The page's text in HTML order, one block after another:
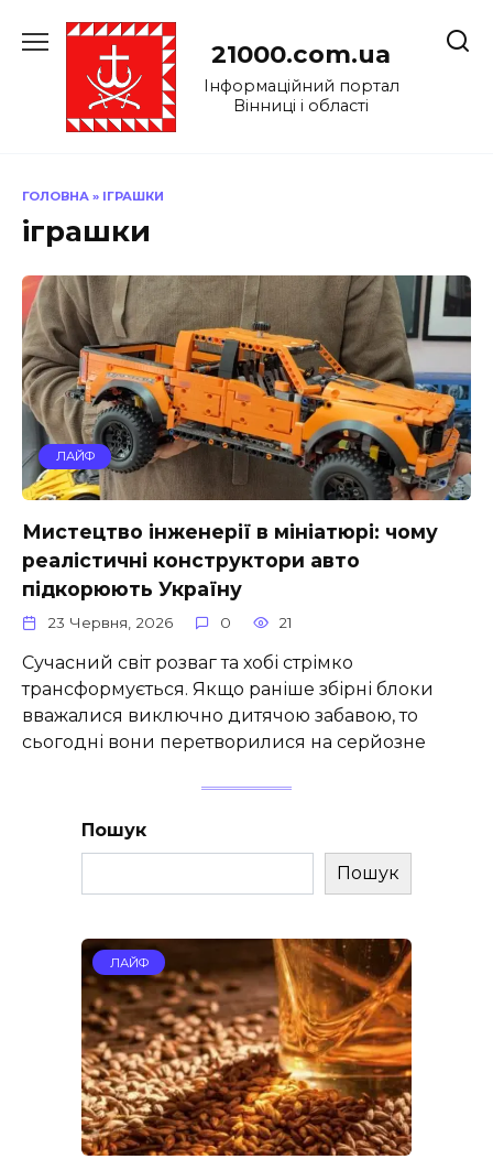
до
21000.com.ua
Інформаційний портал
Вінниці і області
ГОЛОВНА » ІГРАШКИ
іграшки
ЛАЙФ
Мистецтво інженерії в мініатюрі: чому
реалістичні конструктори авто
підкорюють Україну
23 Червня, 2026 0 21
Сучасний світ розваг та хобі стрімко
трансформується. Якщо раніше збірні блоки
вважалися виключно дитячою забавою, то
сьогодні вони перетворилися на серйозне
Пошук
Пошук
ЛАЙФ